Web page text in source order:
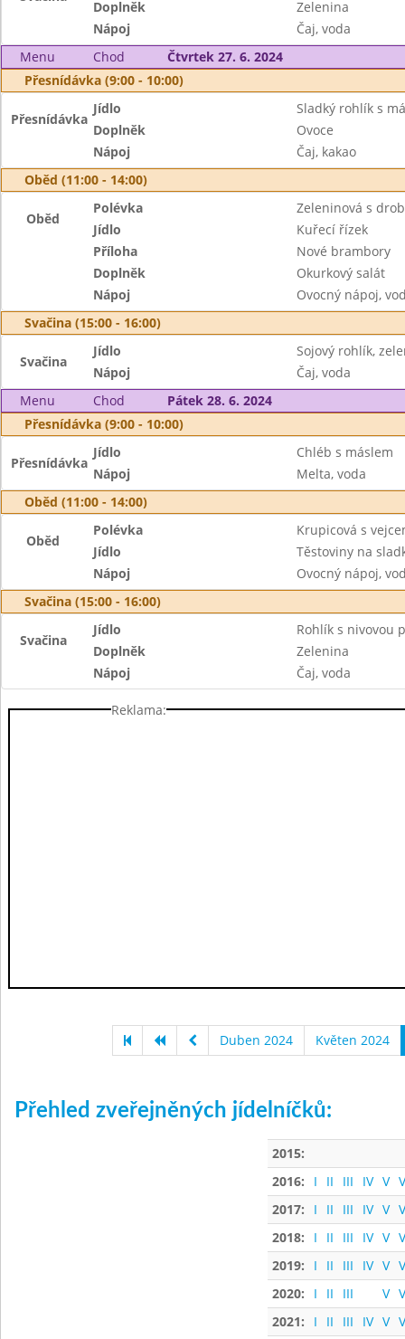
Doplněk
Zelenina
Nápoj
Čaj, voda
Menu
Chod
Čtvrtek 27. 6. 2024
Přesnídávka (9:00 - 10:00)
Přesnídávka
Jídlo
Sladký rohlík s
Doplněk
Ovoce
Nápoj
Čaj, kakao
Oběd (11:00 - 14:00)
Oběd
Polévka
Zeleninová s
Jídlo
Kuřecí řízek
Příloha
Nové brambory
Doplněk
Okurkový salát
Nápoj
Ovocný nápoj,
Svačina (15:00 - 16:00)
Svačina
Jídlo
Sojový rohlík,
Nápoj
Čaj, voda
Menu
Chod
Pátek 28. 6. 2024
Přesnídávka (9:00 - 10:00)
Přesnídávka
Jídlo
Chléb s máslem
Nápoj
Melta, voda
Oběd (11:00 - 14:00)
Oběd
Polévka
Krupicová s
Jídlo
Těstoviny na
Nápoj
Ovocný nápoj,
Svačina (15:00 - 16:00)
Svačina
Jídlo
Rohlík s nivovou
Doplněk
Zelenina
Nápoj
Čaj, voda
Reklama:
Duben 2024 Květen 2024
Přehled zveřejněných jídelníčků:
2015:
2016:
I II III IV V
2017:
I II III IV V
2018:
I II III IV V
2019:
I II III IV V
2020:
I II III V
2021:
I II III IV V